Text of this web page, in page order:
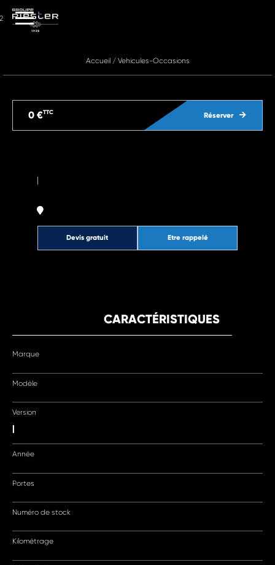
Accueil/ Vehicules-Occasions
Réserver
0 €TTC
|
Etre rappelé
Devis gratuit
CARACTÉRISTIQUES
Marque
Modèle
Version
|
Année
Portes
Numéro de stock
Kilométrage